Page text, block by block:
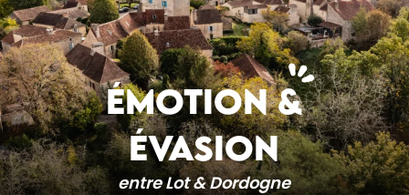
ÉMOTION &
ÉVASION
entre Lot & Dordogne